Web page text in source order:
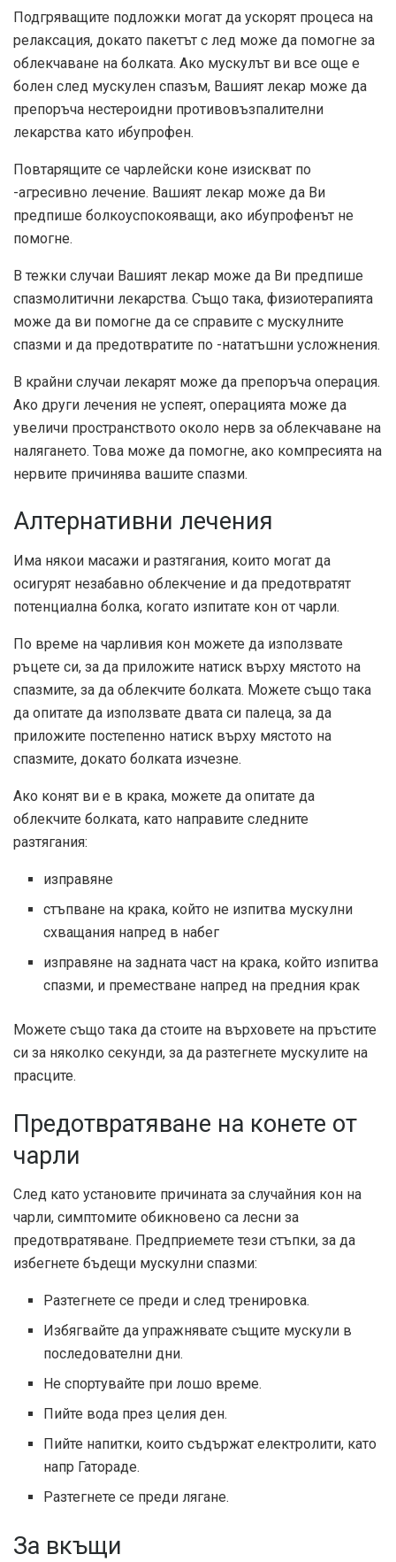
Подгряващите подложки могат да ускорят процеса на
релаксация, докато пакетът с лед може да помогне за
облекчаване на болката. Ако мускулът ви все още е
болен след мускулен спазъм, Вашият лекар може да
препоръча нестероидни противовъзпалителни
лекарства като ибупрофен.
Повтарящите се чарлейски коне изискват по
-агресивно лечение. Вашият лекар може да Ви
предпише болкоуспокояващи, ако ибупрофенът не
помогне.
В тежки случаи Вашият лекар може да Ви предпише
спазмолитични лекарства. Също така, физиотерапията
може да ви помогне да се справите с мускулните
спазми и да предотвратите по -нататъшни усложнения.
В крайни случаи лекарят може да препоръча операция.
Ако други лечения не успеят, операцията може да
увеличи пространството около нерв за облекчаване на
налягането. Това може да помогне, ако компресията на
нервите причинява вашите спазми.
Алтернативни лечения
Има някои масажи и разтягания, които могат да
осигурят незабавно облекчение и да предотвратят
потенциална болка, когато изпитате кон от чарли.
По време на чарливия кон можете да използвате
ръцете си, за да приложите натиск върху мястото на
спазмите, за да облекчите болката. Можете също така
да опитате да използвате двата си палеца, за да
приложите постепенно натиск върху мястото на
спазмите, докато болката изчезне.
Ако конят ви е в крака, можете да опитате да
облекчите болката, като направите следните
разтягания:
изправяне
стъпване на крака, който не изпитва мускулни
схващания напред в набег
изправяне на задната част на крака, който изпитва
спазми, и преместване напред на предния крак
Можете също така да стоите на върховете на пръстите
си за няколко секунди, за да разтегнете мускулите на
прасците.
Предотвратяване на конете от
чарли
След като установите причината за случайния кон на
чарли, симптомите обикновено са лесни за
предотвратяване. Предприемете тези стъпки, за да
избегнете бъдещи мускулни спазми:
Разтегнете се преди и след тренировка.
Избягвайте да упражнявате същите мускули в
последователни дни.
Не спортувайте при лошо време.
Пийте вода през целия ден.
Пийте напитки, които съдържат електролити, като
напр Гатораде.
Разтегнете се преди лягане.
За вкъщи